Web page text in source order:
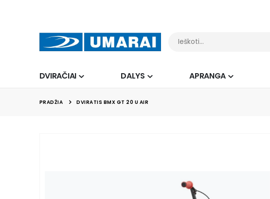
DVIRAČIAI DALYS APRANGA
PRADŽIA DVIRATIS BMX GT 20 U AIR